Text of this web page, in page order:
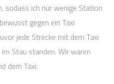
sodass ich nur wenige Station
gegen ein Taxi
jede Strecke mit dem Taxi
Stau standen. Wir waren
dem Taxi.